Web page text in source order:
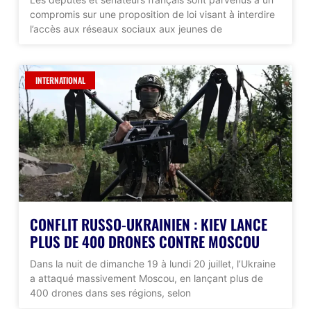
compromis sur une proposition de loi visant à interdire
l’accès aux réseaux sociaux aux jeunes de
INTERNATIONAL
CONFLIT RUSSO-UKRAINIEN : KIEV LANCE
PLUS DE 400 DRONES CONTRE MOSCOU
Dans la nuit de dimanche 19 à lundi 20 juillet, l’Ukraine
a attaqué massivement Moscou, en lançant plus de
400 drones dans ses régions, selon